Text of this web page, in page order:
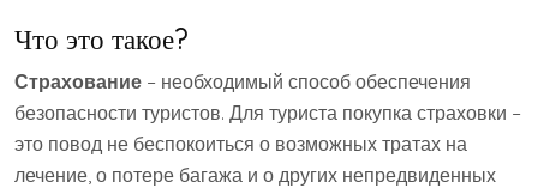
Что это такое?
Страхование – необходимый способ обеспечения
безопасности туристов. Для туриста покупка страховки –
это повод не беспокоиться о возможных тратах на
лечение, о потере багажа и о других непредвиденных